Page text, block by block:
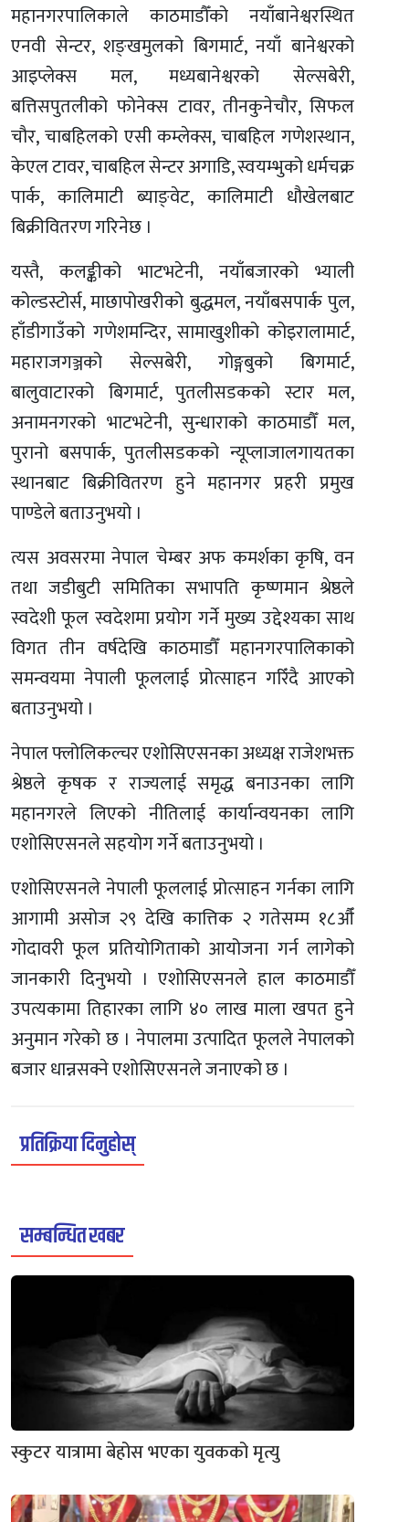
महानगरपालिकाले काठमाडौँको नयाँबानेश्वरस्थित
एनवी सेन्टर, शङ्खमुलको बिगमार्ट, नयाँ बानेश्वरको
आइप्लेक्स मल, मध्यबानेश्वरको सेल्सबेरी,
बत्तिसपुतलीको फोनेक्स टावर, तीनकुनेचौर, सिफल
चौर, चाबहिलको एसी कम्लेक्स, चाबहिल गणेशस्थान,
केएल टावर, चाबहिल सेन्टर अगाडि, स्वयम्भुको धर्मचक्र
पार्क, कालिमाटी ब्याङ्वेट, कालिमाटी धौखेलबाट
बिक्रीवितरण गरिनेछ ।
यस्तै, कलङ्कीको भाटभटेनी, नयाँबजारको भ्याली
कोल्डस्टोर्स, माछापोखरीको बुद्धमल, नयाँबसपार्क पुल,
हाँडीगाउँको गणेशमन्दिर, सामाखुशीको कोइरालामार्ट,
महाराजगञ्जको सेल्सबेरी, गोङ्गबुको बिगमार्ट,
बालुवाटारको बिगमार्ट, पुतलीसडकको स्टार मल,
अनामनगरको भाटभटेनी, सुन्धाराको काठमाडौँ मल,
पुरानो बसपार्क, पुतलीसडकको न्यूप्लाजालगायतका
स्थानबाट बिक्रीवितरण हुने महानगर प्रहरी प्रमुख
पाण्डेले बताउनुभयो ।
त्यस अवसरमा नेपाल चेम्बर अफ कमर्शका कृषि, वन
तथा जडीबुटी समितिका सभापति कृष्णमान श्रेष्ठले
स्वदेशी फूल स्वदेशमा प्रयोग गर्ने मुख्य उद्देश्यका साथ
विगत तीन वर्षदेखि काठमाडौँ महानगरपालिकाको
समन्वयमा नेपाली फूललाई प्रोत्साहन गरिँदै आएको
बताउनुभयो ।
नेपाल फ्लोलिकल्चर एशोसिएसनका अध्यक्ष राजेशभक्त
श्रेष्ठले कृषक र राज्यलाई समृद्ध बनाउनका लागि
महानगरले लिएको नीतिलाई कार्यान्वयनका लागि
एशोसिएसनले सहयोग गर्ने बताउनुभयो ।
एशोसिएसनले नेपाली फूललाई प्रोत्साहन गर्नका लागि
आगामी असोज २९ देखि कात्तिक २ गतेसम्म १८औँ
गोदावरी फूल प्रतियोगिताको आयोजना गर्न लागेको
जानकारी दिनुभयो । एशोसिएसनले हाल काठमाडौँ
उपत्यकामा तिहारका लागि ४० लाख माला खपत हुने
अनुमान गरेको छ । नेपालमा उत्पादित फूलले नेपालको
बजार धान्नसक्ने एशोसिएसनले जनाएको छ ।
प्रतिक्रिया दिनुहोस्
सम्बन्धित खबर
स्कुटर यात्रामा बेहोस भएका युवकको मृत्यु